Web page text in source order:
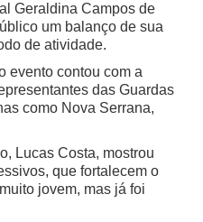
Geraldina Campos de
um balanço de sua
de atividade.
evento contou com a
das Guardas
como Nova Serrana,
Lucas Costa, mostrou
que fortalecem o
jovem, mas já foi